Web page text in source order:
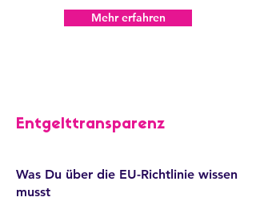
Mehr erfahren
Entgelttransparenz
Was Du über die EU-Richtlinie wissen
musst